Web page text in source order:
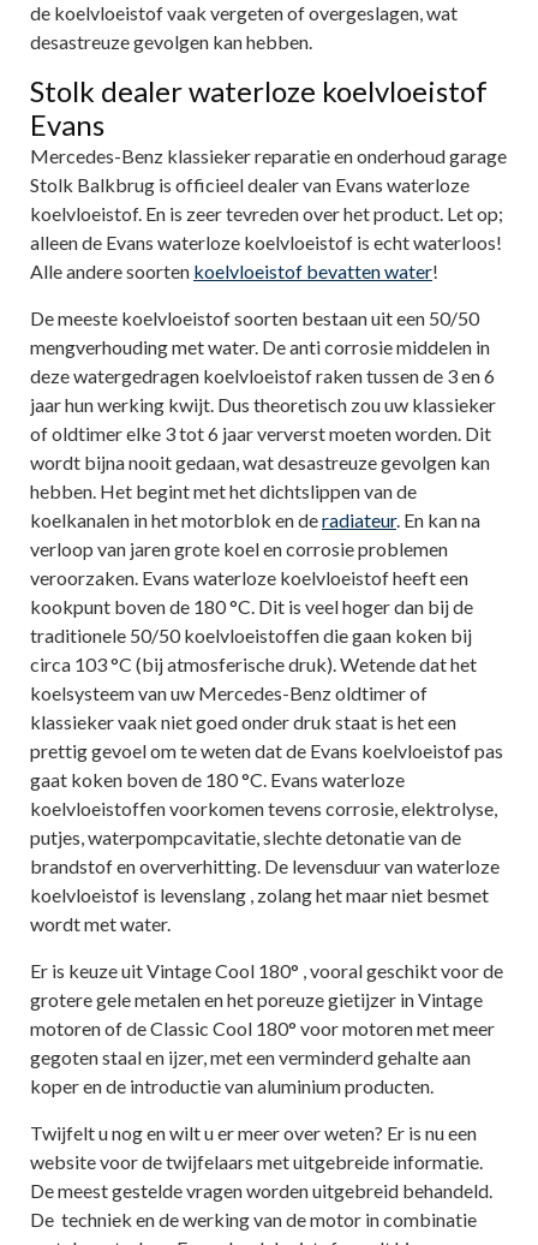
de koelvloeistof vaak vergeten of overgeslagen, wat
desastreuze gevolgen kan hebben.
Stolk dealer waterloze koelvloeistof
Evans
Mercedes-Benz klassieker reparatie en onderhoud garage
Stolk Balkbrug is officieel dealer van Evans waterloze
koelvloeistof. En is zeer tevreden over het product. Let op;
alleen de Evans waterloze koelvloeistof is echt waterloos!
Alle andere soorten koelvloeistof bevatten water!
De meeste koelvloeistof soorten bestaan uit een 50/50
mengverhouding met water. De anti corrosie middelen in
deze watergedragen koelvloeistof raken tussen de 3 en 6
jaar hun werking kwijt. Dus theoretisch zou uw klassieker
of oldtimer elke 3 tot 6 jaar ververst moeten worden. Dit
wordt bijna nooit gedaan, wat desastreuze gevolgen kan
hebben. Het begint met het dichtslippen van de
koelkanalen in het motorblok en deradiateur. En kan na
verloop van jaren grote koel en corrosie problemen
veroorzaken. Evans waterloze koelvloeistof heeft een
kookpunt boven de 180 °C. Dit is veel hoger dan bij de
traditionele 50/50 koelvloeistoffen die gaan koken bij
circa 103 °C (bij atmosferische druk). Wetende dat het
koelsysteem van uw Mercedes-Benz oldtimer of
klassieker vaak niet goed onder druk staat is het een
prettig gevoel om te weten dat de Evans koelvloeistof pas
gaat koken boven de 180 °C. Evans waterloze
koelvloeistoffen voorkomen tevens corrosie, elektrolyse,
putjes, waterpompcavitatie, slechte detonatie van de
brandstof en oververhitting. De levensduur van waterloze
koelvloeistof is levenslang , zolang het maar niet besmet
wordt met water.
Er is keuze uit Vintage Cool 180° , vooral geschikt voor de
grotere gele metalen en het poreuze gietijzer in Vintage
motoren of de Classic Cool 180° voor motoren met meer
gegoten staal en ijzer, met een verminderd gehalte aan
koper en de introductie van aluminium producten.
Twijfelt u nog en wilt u er meer over weten? Er is nu een
website voor de twijfelaars met uitgebreide informatie.
De meest gestelde vragen worden uitgebreid behandeld.
De techniek en de werking van de motor in combinatie